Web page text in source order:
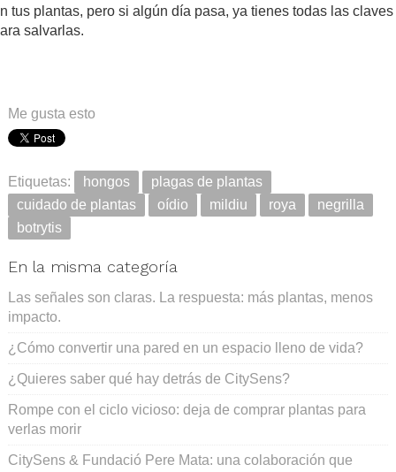
tus plantas, pero si algún día pasa, ya tienes todas las claves
salvarlas.
Me gusta esto
Etiquetas: hongos
plagas de plantas
cuidado de plantas
oídio mildiu roya
negrilla
botrytis
En la misma categoría
Las señales son claras. La respuesta: más plantas, menos
impacto.
¿Cómo convertir una pared en un espacio lleno de vida?
¿Quieres saber qué hay detrás de CitySens?
Rompe con el ciclo vicioso: deja de comprar plantas para
verlas morir
CitySens & Fundació Pere Mata: una colaboración que